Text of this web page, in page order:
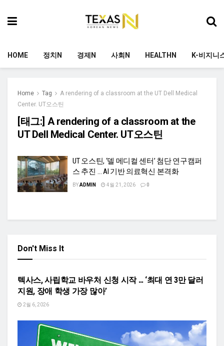
HOME 정치N 경제N 사회N HEALTHN K-비지니
Home Tag
A rendering of a classroom at the UT Dell Medical
Center. UT오스틴
[태그:] A rendering of a classroom at the
UT Dell Medical Center. UT오스틴
UT 오스틴, ‘델 메디컬 센터’ 첨단 연구캠퍼
스 추진 … AI 기반 의료혁신 본격화
BYADMIN 4월 21, 2026 0
Don't Miss It
TEXASN K-TOWN NEWS
텍사스, 사립학교 바우처 신청 시작 … ‘최대 연 3만 달러
지원, 장애 학생 가장 많아’
2월 6, 2026